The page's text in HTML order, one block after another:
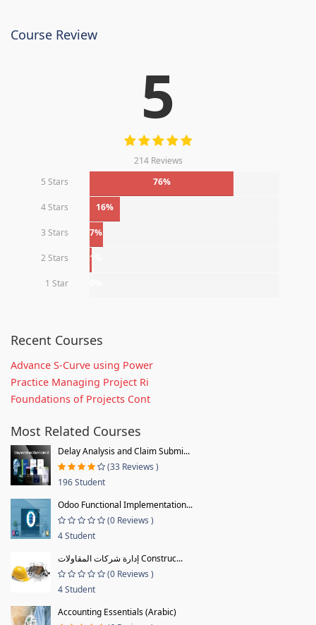
Course Review
5
214 Reviews
5 Stars
76%
4 Stars 16%
3 Stars 7%
2 Stars 1%
1 Star
Recent Courses
Advance S-Curve using Power
Practice Managing Project Ri
Foundations of Projects Cont
Most Related Courses
Delay Analysis and Claim Submi...
(33 Reviews )
196 Student
Odoo Functional Implementation...
(0 Reviews )
4 Student
إدارة شركات المقاولات Construc...
(0 Reviews )
4 Student
Accounting Essentials (Arabic)